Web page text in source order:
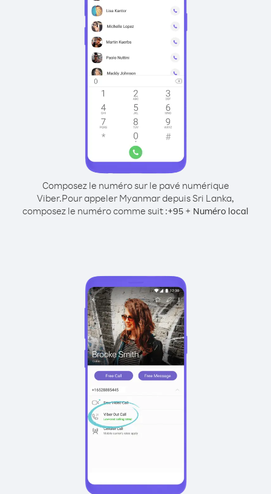
Composez le numéro sur le pavé numérique
Viber.Pour appeler Myanmar depuis Sri Lanka,
composez le numéro comme suit :+95 + Numéro local